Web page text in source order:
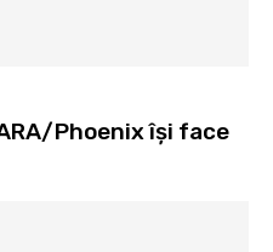
Phoenix îşi face